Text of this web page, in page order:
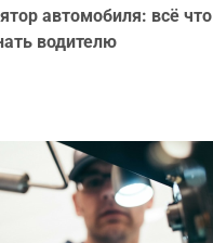
автомобиля: всё что
водителю